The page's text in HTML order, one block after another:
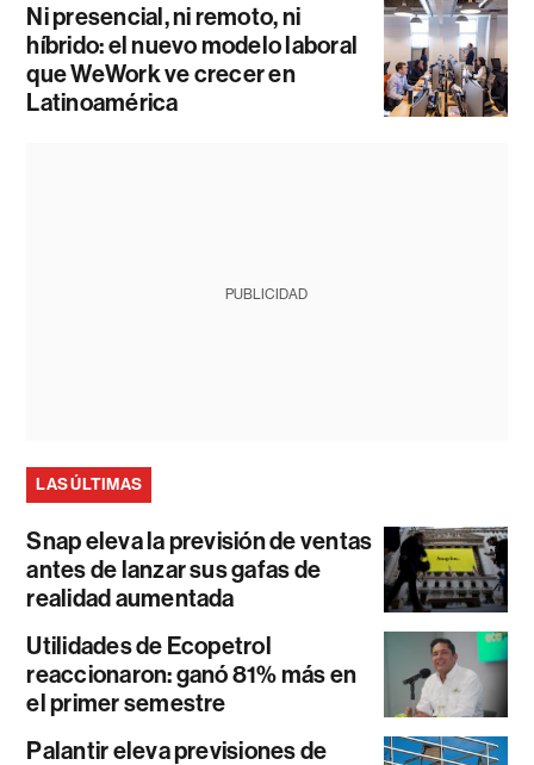
Ni presencial, ni remoto, ni
híbrido: el nuevo modelo laboral
que WeWork ve crecer en
Latinoamérica
PUBLICIDAD
LAS ÚLTIMAS
Snap eleva la previsión de ventas
antes de lanzar sus gafas de
realidad aumentada
Utilidades de Ecopetrol
reaccionaron: ganó 81% más en
el primer semestre
Palantir eleva previsiones de